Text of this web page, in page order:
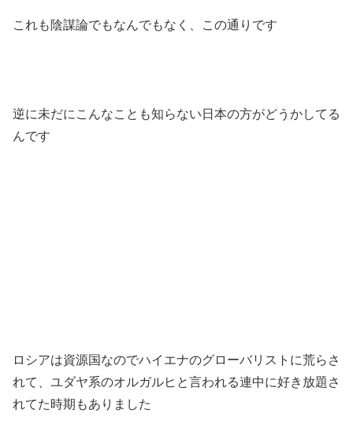
これも陰謀論でもなんでもなく、この通りです
逆に未だにこんなことも知らない日本の方がどうかしてる
んです
ロシアは資源国なのでハイエナのグローバリストに荒らさ
れて、ユダヤ系のオルガルヒと言われる連中に好き放題さ
れてた時期もありました